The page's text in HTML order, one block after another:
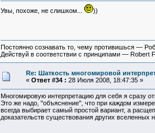
Увы, похоже, не слишком... ))
Постоянно сознавать то, чему противишься —
Действуй в соответствии с принципами — Robert
Re: Шаткость многомировой
« Ответ #34 : 28 Июля 2008, 18:47:35 »
Многомировую интерпретацию для себя я сразу
Это же надо, "объяснение", что при каждом
всегда выбирает самый простой вариант, а
доказательств существования других